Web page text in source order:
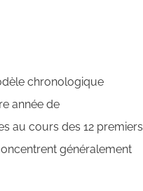
chronologique
année de
au cours des 12 premiers
généralement